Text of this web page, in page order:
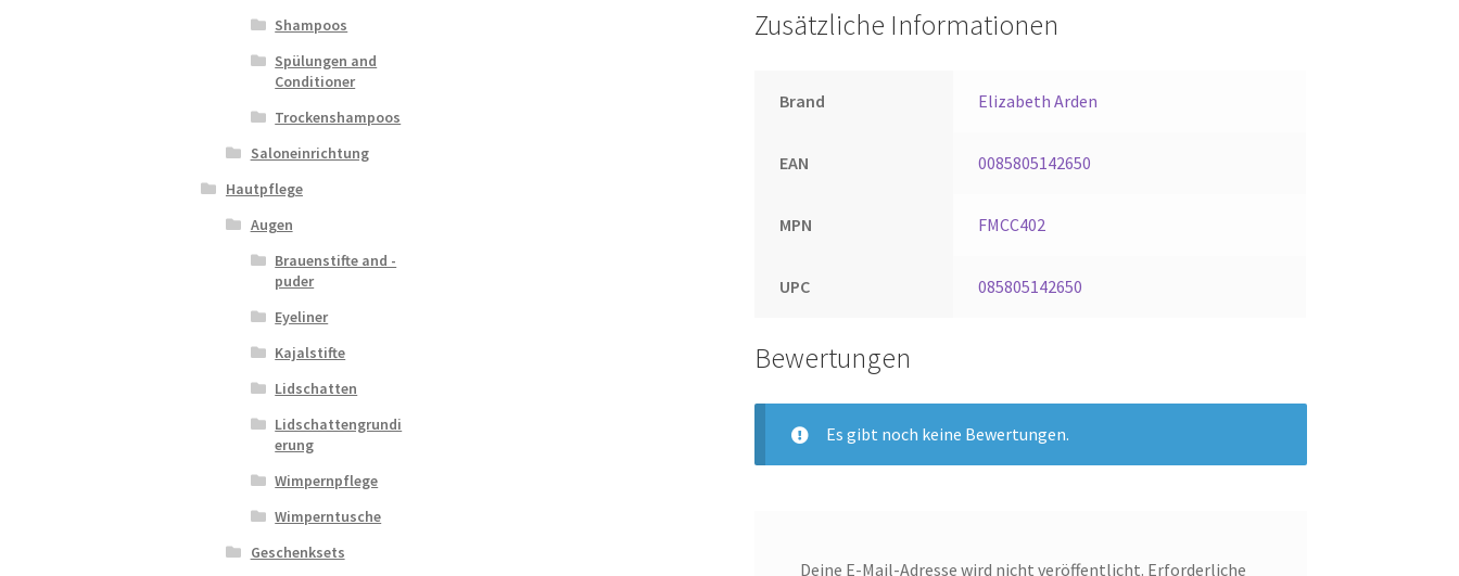
Zusätzliche Informationen
Brand Elizabeth Arden
EAN 0085805142650
MPN FMCC402
UPC 085805142650
Bewertungen
Es gibt noch keine Bewertungen.
Deine E-Mail-Adresse wird nicht veröffentlicht. Erforderliche
Shampoos
Spülungen and
Conditioner
Trockenshampoos
Saloneinrichtung
Hautpflege
Augen
Brauenstifte and -
puder
Eyeliner
Kajalstifte
Lidschatten
Lidschattengrundi
erung
Wimpernpflege
Wimperntusche
Geschenksets